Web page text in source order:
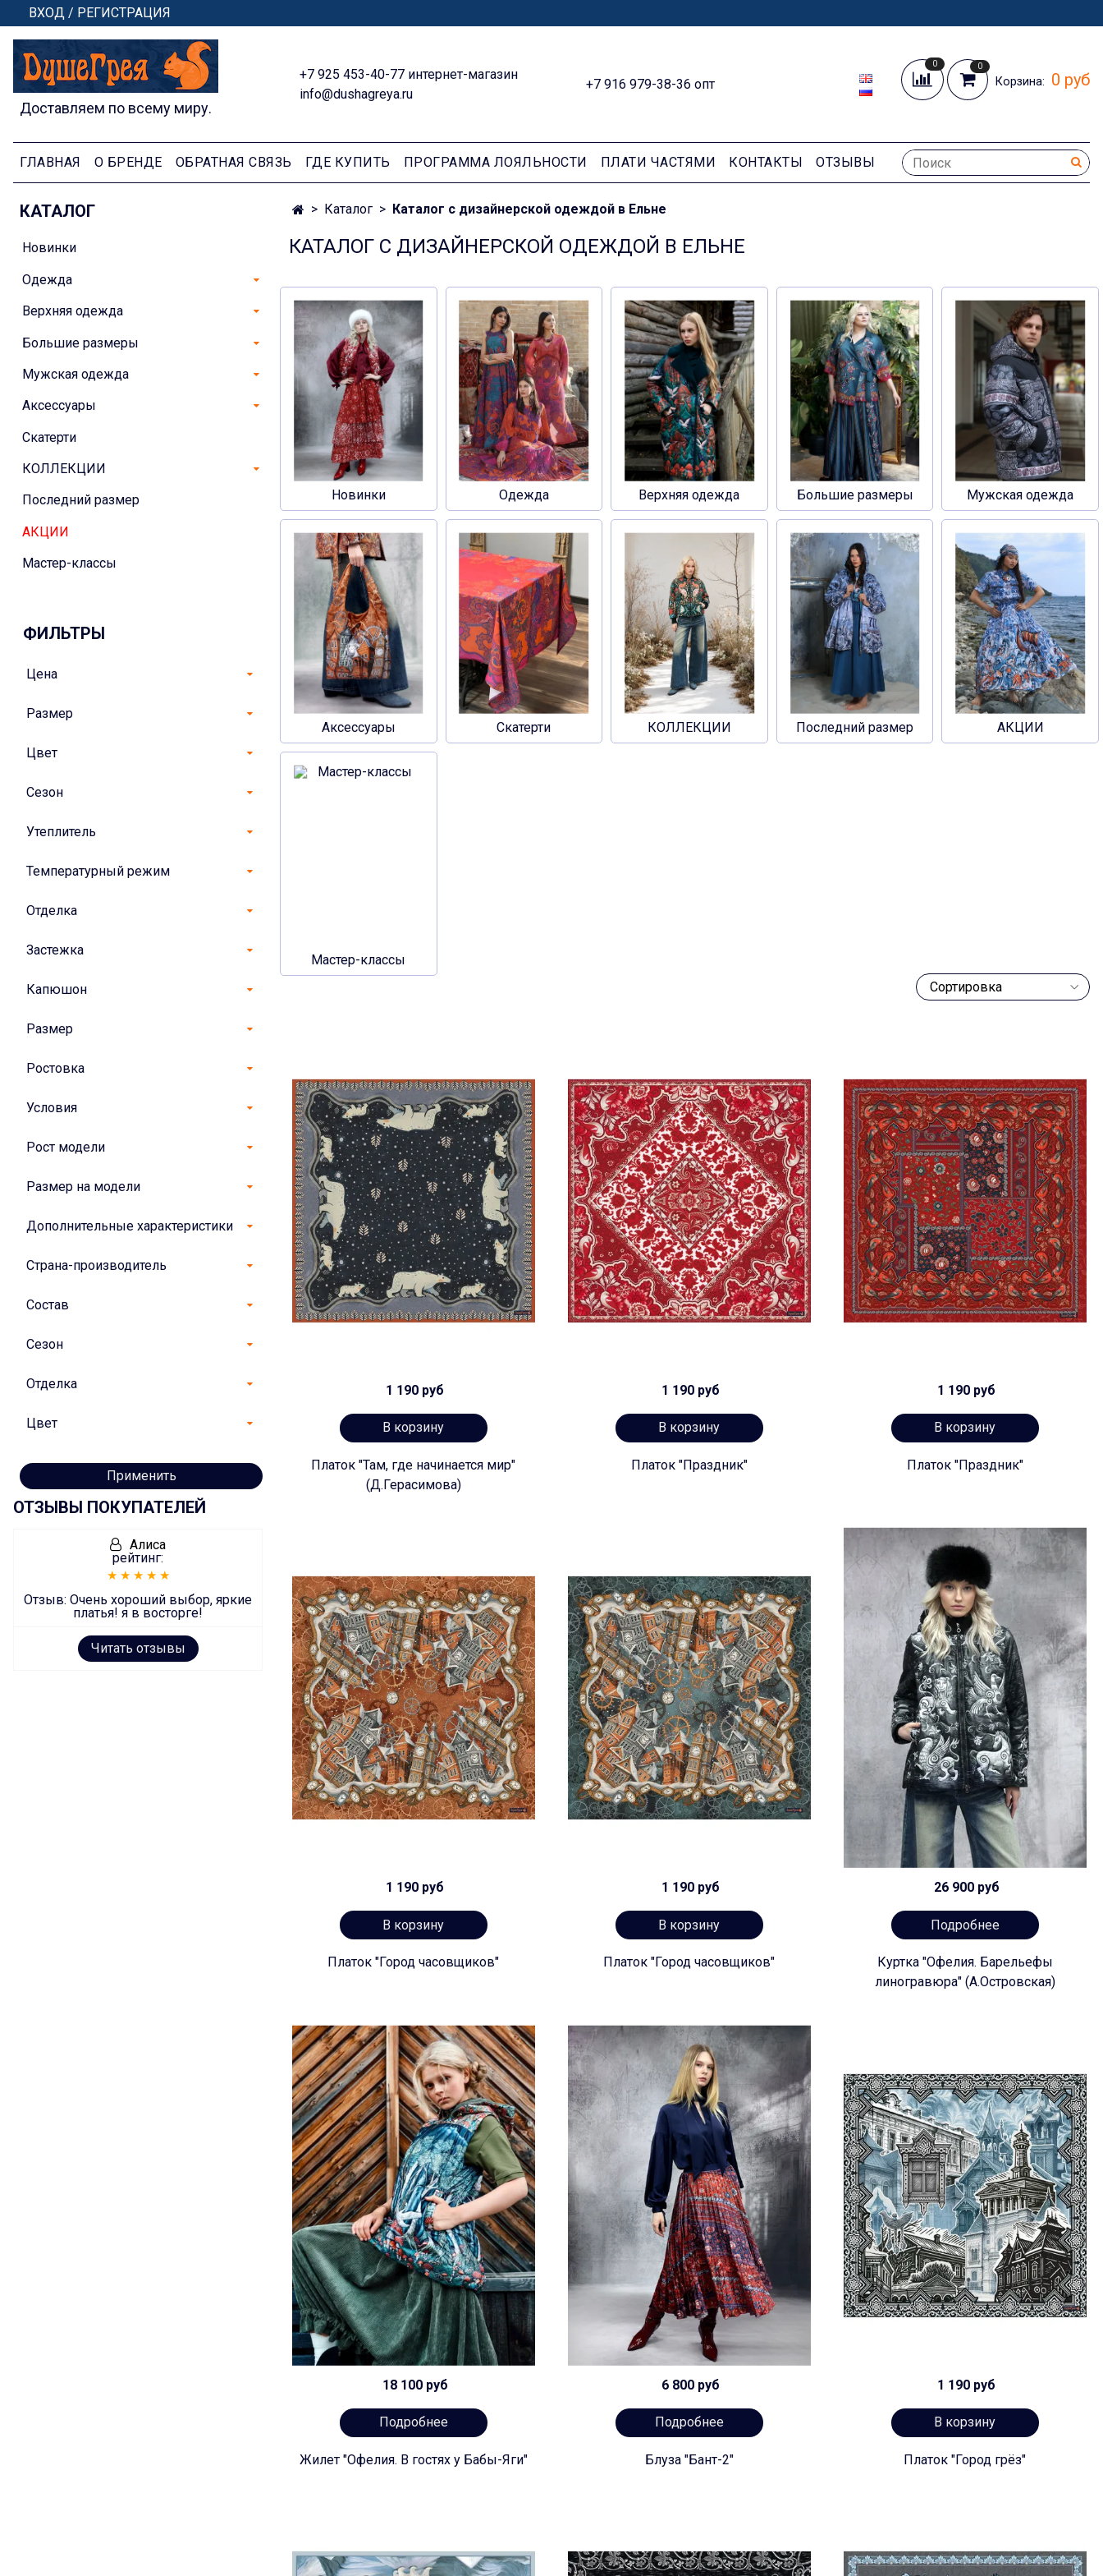
ВХОД / РЕГИСТРАЦИЯ
Доставляем по всему миру.
+7 925 453-40-77 интернет-магазин
info@dushagreya.ru
+7 916 979-38-36 опт
0 0
Корзина: 0 руб
ГЛАВНАЯ О БРЕНДЕ ОБРАТНАЯ СВЯЗЬ ГДЕ КУПИТЬ ПРОГРАММА ЛОЯЛЬНОСТИ ПЛАТИ ЧАСТЯМИ КОНТАКТЫ ОТЗЫВЫ
Каталог Каталог с дизайнерской одеждой в Ельне
КАТАЛОГ С ДИЗАЙНЕРСКОЙ ОДЕЖДОЙ В ЕЛЬНЕ
Новинки Одежда Верхняя одежда Большие размеры Мужская одежда
Аксессуары Скатерти КОЛЛЕКЦИИ Последний размер АКЦИИ
Мастер-классы
1 190 руб
В корзину
Платок "Там, где начинается мир"
(Д.Герасимова)
1 190 руб
В корзину
Платок "Праздник"
1 190 руб
В корзину
Платок "Праздник"
1 190 руб
В корзину
Платок "Город часовщиков"
1 190 руб
В корзину
Платок "Город часовщиков"
26 900 руб
Подробнее
Куртка "Офелия. Барельефы
линогравюра" (А.Островская)
18 100 руб
Подробнее
Жилет "Офелия. В гостях у Бабы-Яги"
6 800 руб
Подробнее
Блуза "Бант-2"
1 190 руб
В корзину
Платок "Город грёз"
КАТАЛОГ
Новинки
Одежда
Верхняя одежда
Большие размеры
Мужская одежда
Аксессуары
Скатерти
КОЛЛЕКЦИИ
Последний размер
АКЦИИ
Мастер-классы
ФИЛЬТРЫ
Цена
Размер
Цвет
Сезон
Утеплитель
Температурный режим
Отделка
Застежка
Капюшон
Размер
Ростовка
Условия
Рост модели
Размер на модели
Дополнительные характеристики
Страна-производитель
Состав
Сезон
Отделка
Цвет
Применить
ОТЗЫВЫ ПОКУПАТЕЛЕЙ
Алиса
рейтинг:
Отзыв: Очень хороший выбор, яркие
платья! я в восторге!
Читать отзывы